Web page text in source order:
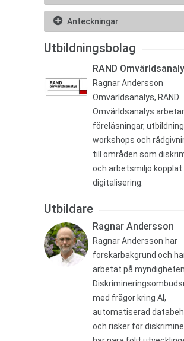
Anteckningar
Utbildningsbolag
RAND
Ragnar Andersson
Omvärldsanalys, RAND
Omvärldsanalys
föreläsningar,
workshops och
till områden som
och arbetsmiljö kopplat
digitalisering.
Utbildare
Ragnar Andersson
Ragnar Andersson har
forskarbakgrund och
arbetat på myndigheten
med frågor kring AI,
automatiserad
och risker för